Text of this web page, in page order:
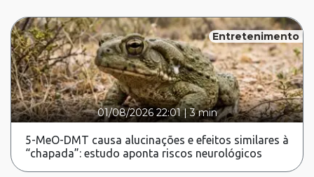
Entretenimento
01/08/2026 22:01|3 min
5-MeO-DMT causa alucinações e efeitos similares à
“chapada”: estudo aponta riscos neurológicos